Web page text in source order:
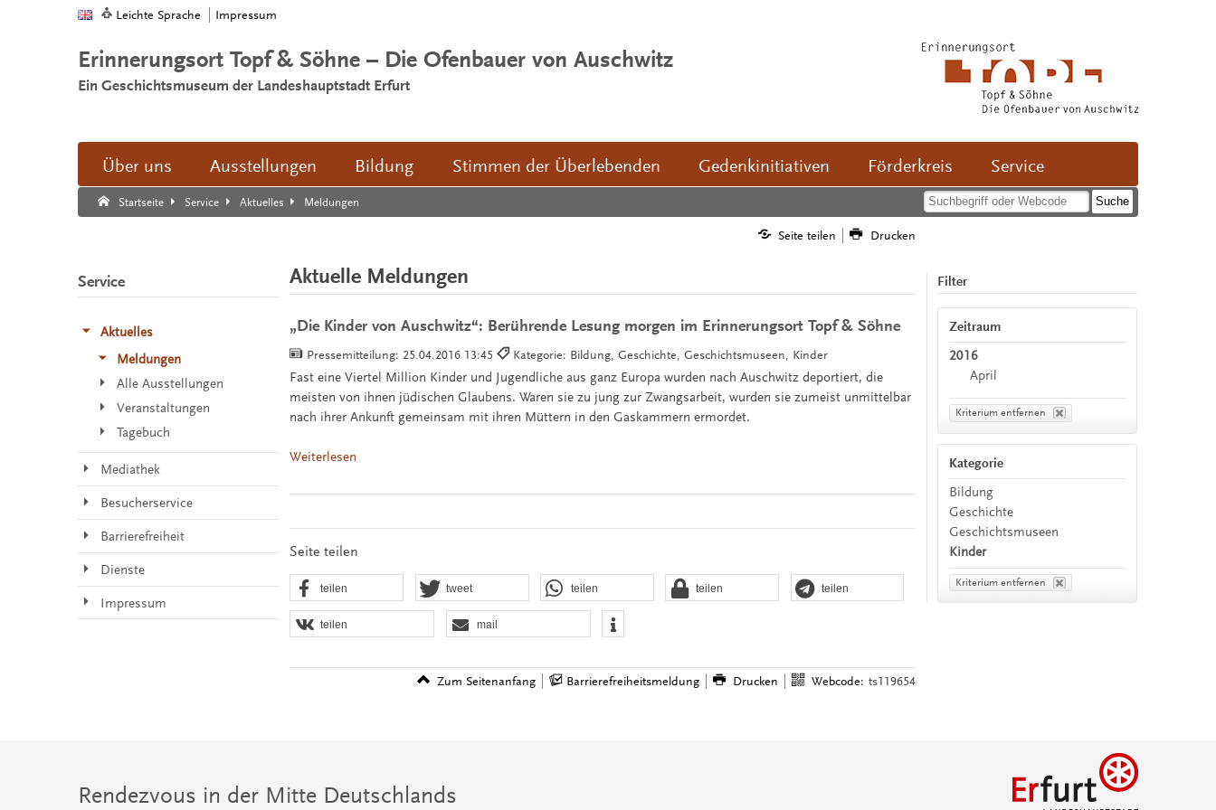
Leichte Sprache Impressum
Erinnerungsort Topf & Söhne – Die Ofenbauer von Auschwitz
Ein Geschichtsmuseum der Landeshauptstadt Erfurt
Über uns Ausstellungen Bildung Stimmen der Überlebenden Gedenkinitiativen Förderkreis Service
Startseite Service Aktuelles Meldungen
Suche:
Suche Ende.
Seite teilen Drucken
Aktuelle Meldungen
„Die Kinder von Auschwitz“: Berührende Lesung morgen im Erinnerungsort Topf & Söhne
Pressemitteilung: 25.04.2016 13:45 Kategorie: Bildung, Geschichte, Geschichtsmuseen, Kinder
Fast eine Viertel Million Kinder und Jugendliche aus ganz Europa wurden nach Auschwitz deportiert, die
meisten von ihnen jüdischen Glaubens. Waren sie zu jung zur Zwangsarbeit, wurden sie zumeist unmittelbar
nach ihrer Ankunft gemeinsam mit ihren Müttern in den Gaskammern ermordet.
Weiterlesen
Seite teilen
teilen tweet teilen teilen teilen
teilen mail
Zum Seitenanfang Barrierefreiheitsmeldung Drucken Webcode: ts119654
Filter
Zeitraum
2016
April
Kriterium entfernen
Kategorie
Bildung
Geschichte
Geschichtsmuseen
Kinder
Kriterium entfernen
Service
Aktuelles
Meldungen
Alle Ausstellungen
Veranstaltungen
Tagebuch
Mediathek
Besucherservice
Barrierefreiheit
Dienste
Impressum
Rendezvous in der Mitte Deutschlands